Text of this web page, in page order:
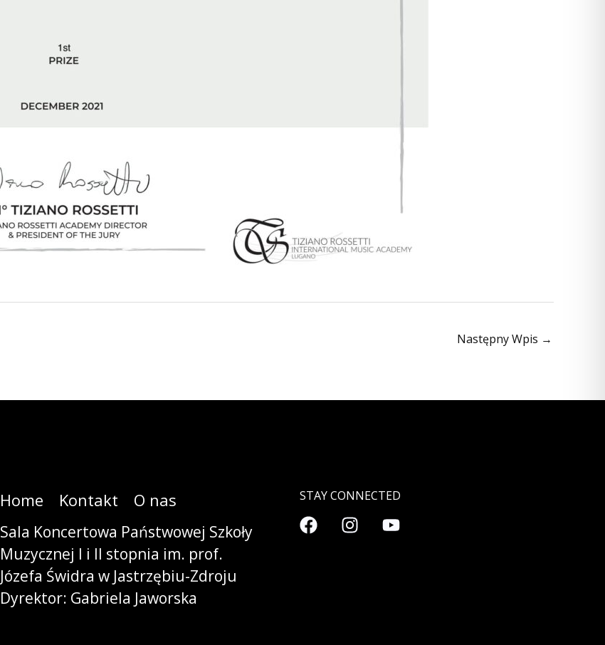
Następny Wpis →
Home Kontakt O nas
Sala Koncertowa Państwowej Szkoły
Muzycznej I i II stopnia im. prof.
Józefa Świdra w Jastrzębiu-Zdroju
Dyrektor: Gabriela Jaworska
STAY CONNECTED